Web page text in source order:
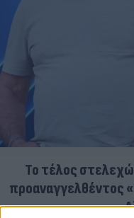
Το τέλος
προαναγγελθέντος